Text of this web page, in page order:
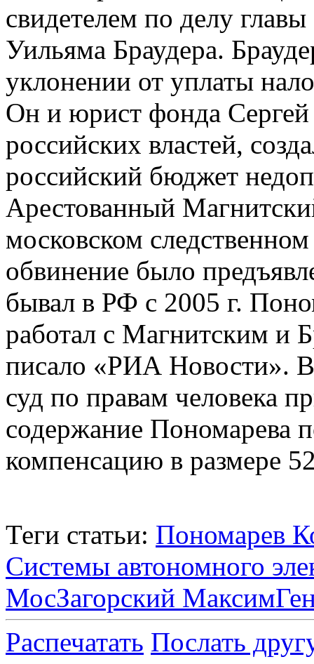
свидетелем по делу
Уильяма Браудера.
уклонении от уплаты
Он и юрист фонда
российских властей,
российский бюджет
Арестованный
московском
обвинение было
бывал в РФ с 2005 г.
работал с Магнитским и
писало «РИА Новости». В
суд по правам человека
содержание Пономарева
компенсацию в размере
Теги статьи: Пономарев
Системы автономного
МосЗагорский Максим
Распечатать Послать